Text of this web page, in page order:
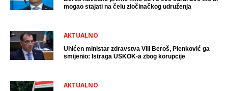
mogao stajati na čelu zločinačkog udruženja
AKTUALNO
Uhićen ministar zdravstva Vili Beroš, Plenković ga
smijenio: Istraga USKOK-a zbog korupcije
AKTUALNO